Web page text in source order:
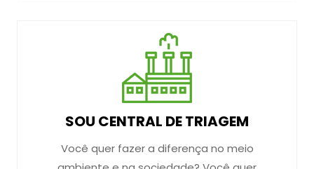
SOU CENTRAL DE TRIAGEM
Você quer fazer a diferença no meio